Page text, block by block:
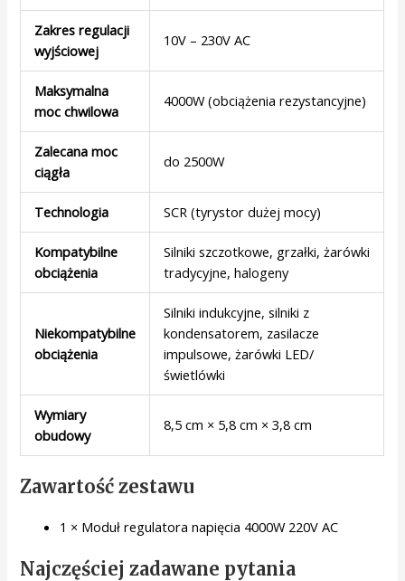
Zakres regulacji
wyjściowej
10V – 230V AC
Maksymalna
moc chwilowa
4000W (obciążenia rezystancyjne)
Zalecana moc
ciągła
do 2500W
Technologia SCR (tyrystor dużej mocy)
Kompatybilne
obciążenia
Silniki szczotkowe, grzałki, żarówki
tradycyjne, halogeny
Niekompatybilne
obciążenia
Silniki indukcyjne, silniki z
kondensatorem, zasilacze
impulsowe, żarówki LED/
świetlówki
Wymiary
obudowy
8,5 cm × 5,8 cm × 3,8 cm
Zawartość zestawu
1 × Moduł regulatora napięcia 4000W 220V AC
Najczęściej zadawane pytania